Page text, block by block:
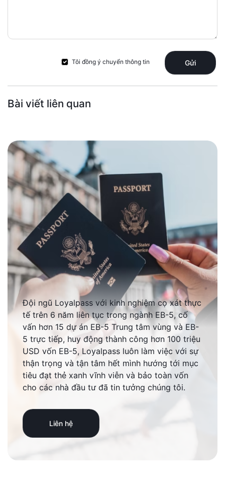
Tôi đồng ý chuyển thông tin Gửi
Bài viết liên quan
Đội ngũ Loyalpass với kinh nghiệm cọ xát thực
tế trên 6 năm liên tục trong ngành EB-5, cố
vấn hơn 15 dự án EB-5 Trung tâm vùng và EB-
5 trực tiếp, huy động thành công hơn 100 triệu
USD vốn EB-5, Loyalpass luôn làm việc với sự
thận trọng và tận tâm hết mình hướng tới mục
tiêu đạt thẻ xanh vĩnh viễn và bảo toàn vốn
cho các nhà đầu tư đã tin tưởng chúng tôi.
Liên hệ